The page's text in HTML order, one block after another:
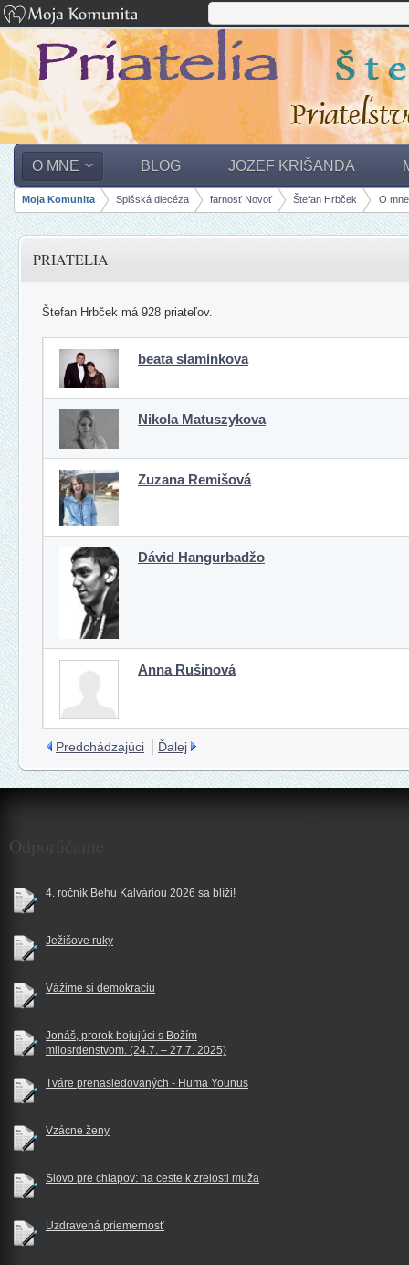
O MNE BLOG JOZEF KRIŠANDA
panely, lišty
Moja Komunita Spišská diecéza farnosť Novoť Štefan Hrbček O mne
PRIATELIA
Štefan Hrbček má 928 priateľov.
beata slaminkova
Nikola Matuszykova
Zuzana Remišová
Dávid Hangurbadžo
Anna Rušinová
Predchádzajúci Ďalej
Odporúčame
4. ročník Behu Kalváriou 2026 sa blíži!
Ježišove ruky
Vážime si demokraciu
Jonáš, prorok bojujúci s Božím
milosrdenstvom. (24.7. – 27.7. 2025)
Tváre prenasledovaných - Huma Younus
Vzácne ženy
Slovo pre chlapov: na ceste k zrelosti muža
Uzdravená priemernosť